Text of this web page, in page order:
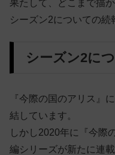
果たして、どこまで描
シーズン2についての続
シーズン2に
『今際の国のアリス』
結しています。
しかし2020年に『今際
編シリーズが新たに連